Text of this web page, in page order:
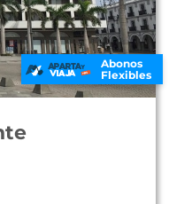
Abonos
Flexibles